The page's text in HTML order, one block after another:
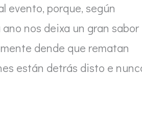
evento, porque, según
nos deixa un gran sabor
dende que rematan
están detrás disto e